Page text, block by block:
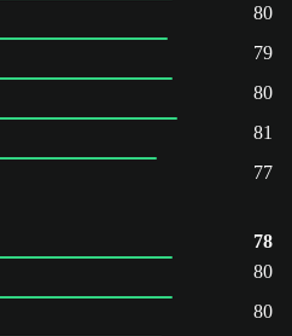
80
79
80
81
77
78
80
80